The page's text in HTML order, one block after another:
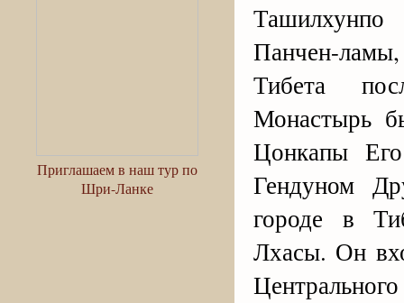
Приглашаем в наш тур по
Шри-Ланке
Панчен-ламы,
Тибета
Монастырь
Цонкапы
Гендуном
городе в
Лхасы. Он